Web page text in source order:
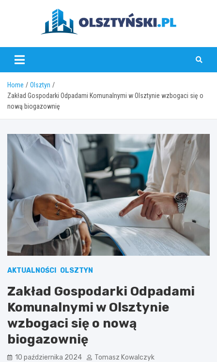
olsztynski.pl
Home
Olsztyn
Zakład Gospodarki Odpadami Komunalnymi w Olsztynie wzbogaci się o
nową biogazownię
AKTUALNOŚCI OLSZTYN
Zakład Gospodarki Odpadami
Komunalnymi w Olsztynie
wzbogaci się o nową
biogazownię
10 października 2024 Tomasz Kowalczyk